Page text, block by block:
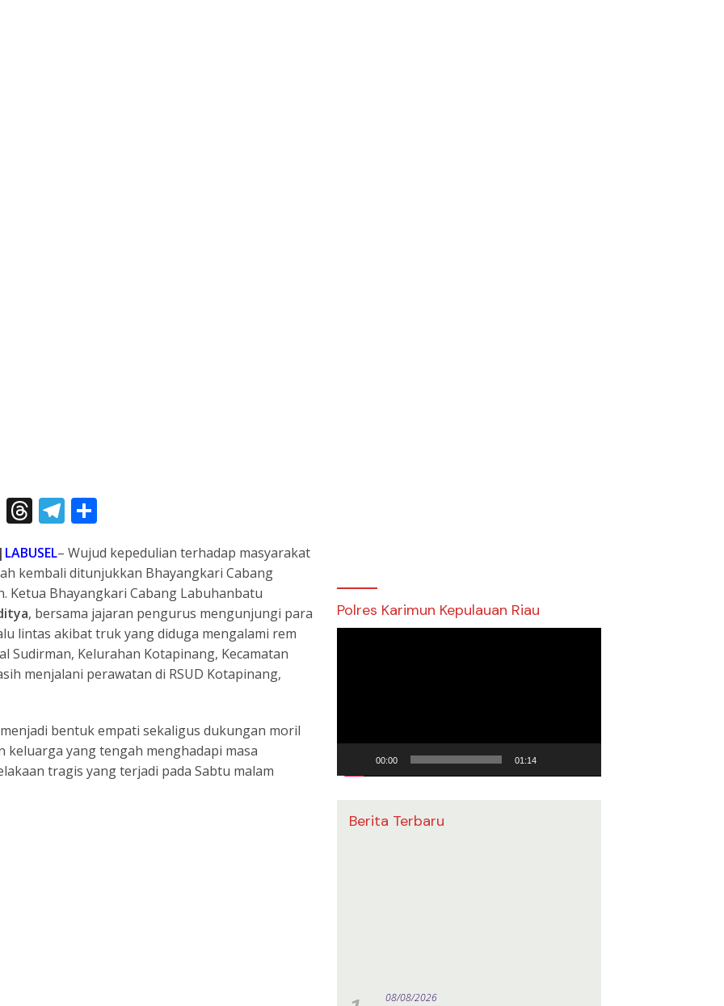
X T
re
a
d
s
T
e
gr
a
m
ar
e
| LABUSEL– Wujud kepedulian terhadap masyarakat
kembali ditunjukkan Bhayangkari Cabang
Ketua Bhayangkari Cabang Labuhanbatu
, bersama jajaran pengurus mengunjungi para
lintas akibat truk yang diduga mengalami rem
Sudirman, Kelurahan Kotapinang, Kecamatan
menjalani perawatan di RSUD Kotapinang,
bentuk empati sekaligus dukungan moril
keluarga yang tengah menghadapi masa
tragis yang terjadi pada Sabtu malam
Polres Karimun Kepulauan Riau
00:00 01:14
Berita Terbaru
08/08/2026